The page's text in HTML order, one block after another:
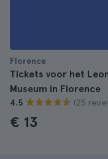
Florence
Tickets voor het
Museum in Florence
4.5 (25
€ 13